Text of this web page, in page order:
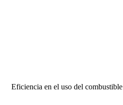
Eficiencia en el uso del combustible